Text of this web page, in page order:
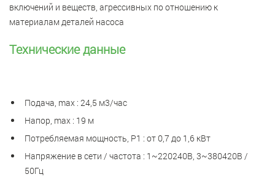
включений и веществ, агрессивных по отношению к
материалам деталей насоса
Технические данные
Подача, max : 24,5 м3/час
Напор, max : 19 м
Потребляемая мощность, Р1 : от 0,7 до 1,6 кВт
Напряжение в сети / частота : 1~220240B, 3~380420В /
50Гц